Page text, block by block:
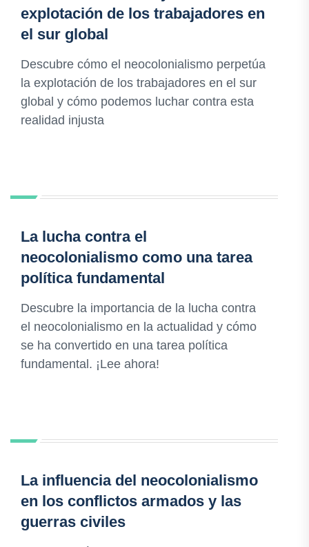
explotación de los trabajadores en
el sur global
Descubre cómo el neocolonialismo perpetúa
la explotación de los trabajadores en el sur
global y cómo podemos luchar contra esta
realidad injusta
La lucha contra el
neocolonialismo como una tarea
política fundamental
Descubre la importancia de la lucha contra
el neocolonialismo en la actualidad y cómo
se ha convertido en una tarea política
fundamental. ¡Lee ahora!
La influencia del neocolonialismo
en los conflictos armados y las
guerras civiles